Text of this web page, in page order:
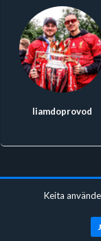
liamdoprovod
Keita